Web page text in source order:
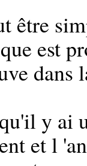
être
est
y ai
et l